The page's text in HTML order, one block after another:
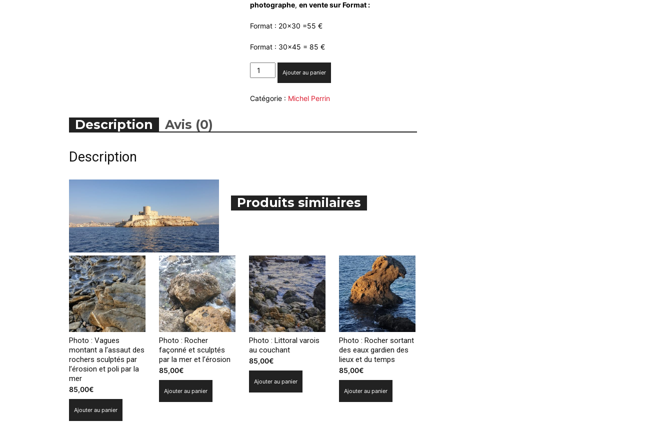
photographe, en vente sur Format :
Format : 20×30 =55 €
Format : 30×45 = 85 €
quantité
de
le
-
Ajouter au panier
Catégorie : Michel Perrin
Description Avis (0)
Description
Produits similaires
Photo : Vagues
montant a l’assaut des
rochers sculptés par
l’érosion et poli par la
mer
85,00€
Ajouter au panier
Photo : Rocher
façonné et sculptés
par la mer et l’érosion
85,00€
Ajouter au panier
Photo : Littoral varois
au couchant
85,00€
Ajouter au panier
Photo : Rocher sortant
des eaux gardien des
lieux et du temps
85,00€
Ajouter au panier